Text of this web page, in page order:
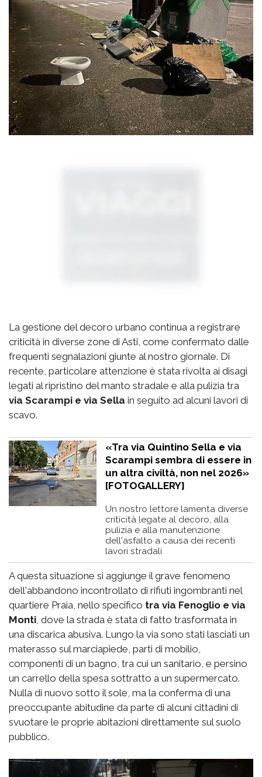
La gestione del decoro urbano continua a registrare
criticità in diverse zone di Asti, come confermato dalle
frequenti segnalazioni giunte al nostro giornale. Di
recente, particolare attenzione è stata rivolta ai disagi
legati al ripristino del manto stradale e alla pulizia tra
via Scarampi e via Sella in seguito ad alcuni lavori di
scavo.
«Tra via Quintino Sella e via
Scarampi sembra di essere in
un altra civiltà, non nel 2026»
[FOTOGALLERY]
Un nostro lettore lamenta diverse
criticità legate al decoro, alla
pulizia e alla manutenzione
dell'asfalto a causa dei recenti
lavori stradali
A questa situazione si aggiunge il grave fenomeno
dell'abbandono incontrollato di rifiuti ingombranti nel
quartiere Praia, nello specifico tra via Fenoglio e via
Monti , dove la strada è stata di fatto trasformata in
una discarica abusiva. Lungo la via sono stati lasciati un
materasso sul marciapiede, parti di mobilio,
componenti di un bagno, tra cui un sanitario, e persino
un carrello della spesa sottratto a un supermercato.
Nulla di nuovo sotto il sole, ma la conferma di una
preoccupante abitudine da parte di alcuni cittadini di
svuotare le proprie abitazioni direttamente sul suolo
pubblico.